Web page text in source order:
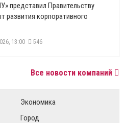
представил Правительству
развития корпоративного
13:00 546
Все новости компаний
Экономика
Город